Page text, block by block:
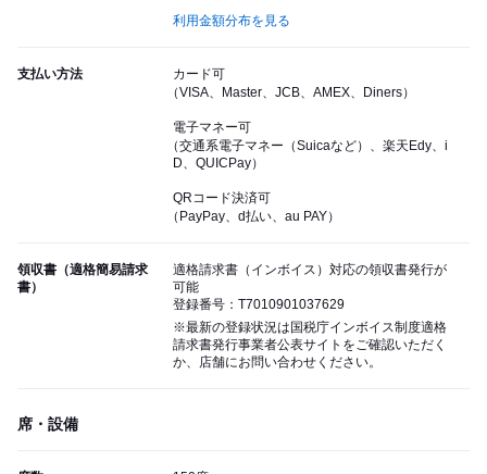
利用金額分布を見る
支払い方法
カード可
（VISA、Master、JCB、AMEX、Diners）
電子マネー可
（交通系電子マネー（Suicaなど）、楽天Edy、i
D、QUICPay）
QRコード決済可
（PayPay、d払い、au PAY）
領収書（適格簡易請求
書）
適格請求書（インボイス）対応の領収書発行が
可能
登録番号：T7010901037629
※最新の登録状況は国税庁インボイス制度適格
請求書発行事業者公表サイトをご確認いただく
か、店舗にお問い合わせください。
席・設備